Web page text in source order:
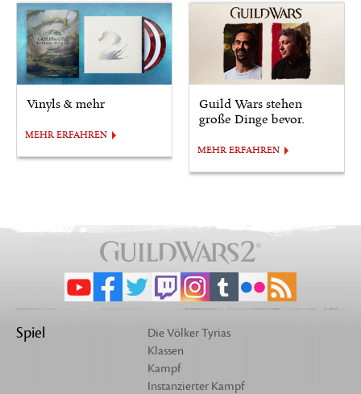
Vinyls & mehr
MEHR ERFAHREN
Guild Wars stehen
große Dinge bevor.
MEHR ERFAHREN
Spiel
Die Völker Tyrias
Klassen
Kampf
Instanzierter Kampf